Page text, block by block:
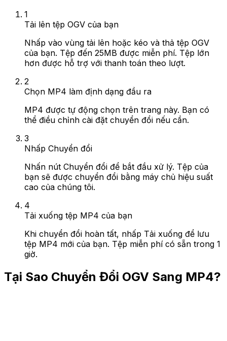
1
Tải lên tệp OGV của bạn
Nhấp vào vùng tải lên hoặc kéo và thả tệp OGV
của bạn. Tệp đến 25MB được miễn phí. Tệp lớn
hơn được hỗ trợ với thanh toán theo lượt.
2
Chọn MP4 làm định dạng đầu ra
MP4 được tự động chọn trên trang này. Bạn có
thể điều chỉnh cài đặt chuyển đổi nếu cần.
3
Nhấp Chuyển đổi
Nhấn nút Chuyển đổi để bắt đầu xử lý. Tệp của
bạn sẽ được chuyển đổi bằng máy chủ hiệu suất
cao của chúng tôi.
4
Tải xuống tệp MP4 của bạn
Khi chuyển đổi hoàn tất, nhấp Tải xuống để lưu
tệp MP4 mới của bạn. Tệp miễn phí có sẵn trong 1
giờ.
Tại Sao Chuyển Đổi OGV Sang MP4?